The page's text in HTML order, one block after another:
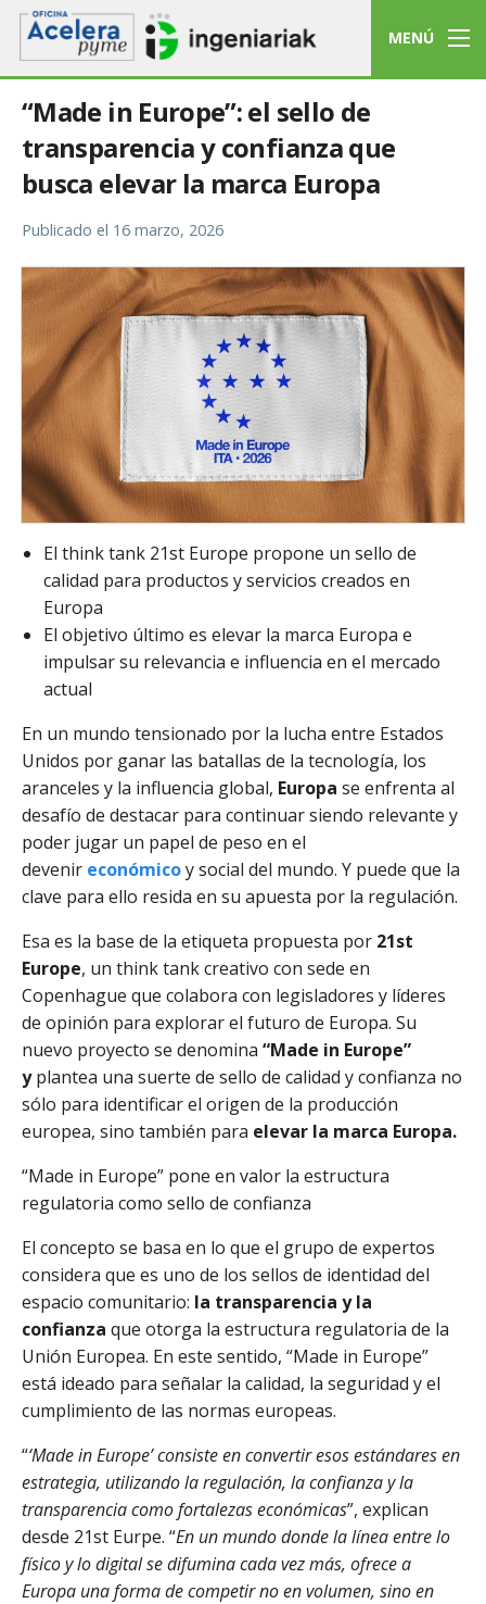
MENÚ
“Made in Europe”: el sello de
transparencia y confianza que
busca elevar la marca Europa
Publicado el 16 marzo, 2026
El think tank 21st Europe propone un sello de
calidad para productos y servicios creados en
Europa
El objetivo último es elevar la marca Europa e
impulsar su relevancia e influencia en el mercado
actual
En un mundo tensionado por la lucha entre Estados
Unidos por ganar las batallas de la tecnología, los
aranceles y la influencia global, Europa se enfrenta al
desafío de destacar para continuar siendo relevante y
poder jugar un papel de peso en el
devenir económicoy social del mundo. Y puede que la
clave para ello resida en su apuesta por la regulación.
Esa es la base de la etiqueta propuesta por 21st
Europe, un think tank creativo con sede en
Copenhague que colabora con legisladores y líderes
de opinión para explorar el futuro de Europa. Su
nuevo proyecto se denomina “Made in Europe”
yplantea una suerte de sello de calidad y confianza no
sólo para identificar el origen de la producción
europea, sino también para elevar la marca Europa.
“Made in Europe” pone en valor la estructura
regulatoria como sello de confianza
El concepto se basa en lo que el grupo de expertos
considera que es uno de los sellos de identidad del
espacio comunitario: la transparencia y la
confianza que otorga la estructura regulatoria de la
Unión Europea. En este sentido, “Made in Europe”
está ideado para señalar la calidad, la seguridad y el
cumplimiento de las normas europeas.
“‘Made in Europe’ consiste en convertir esos estándares en
estrategia, utilizando la regulación, la confianza y la
transparencia como fortalezas económicas”, explican
desde 21st Eurpe. “En un mundo donde la línea entre lo
físico y lo digital se difumina cada vez más, ofrece a
Europa una forma de competir no en volumen, sino en